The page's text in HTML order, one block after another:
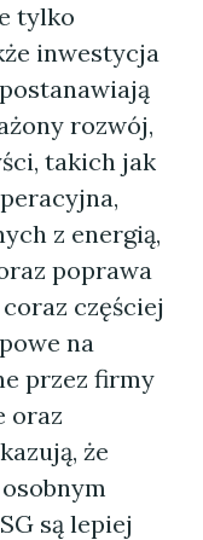
tylko
inwestycja
rozwój,
takich jak
z energią,
poprawa
częściej
na
przez firmy
oraz
że
są lepiej